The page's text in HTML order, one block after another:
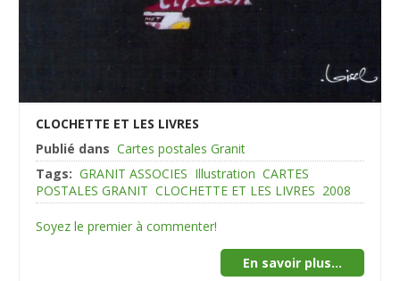
CLOCHETTE ET LES LIVRES
Publié dans Cartes postales Granit
Tags: GRANIT ASSOCIES Illustration CARTES
POSTALES GRANIT CLOCHETTE ET LES LIVRES 2008
Soyez le premier à commenter!
En savoir plus...